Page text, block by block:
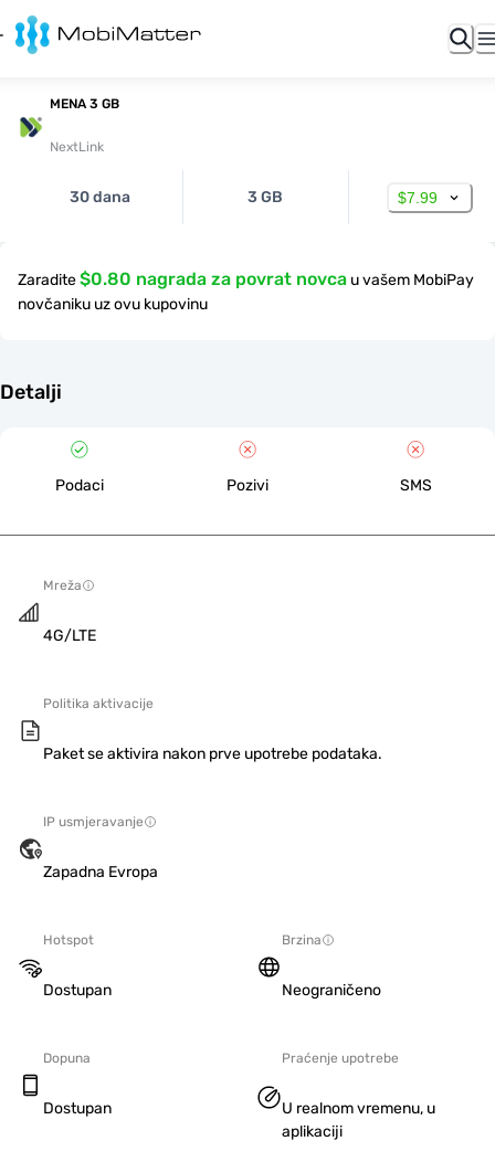
MENA 3 GB
NextLink
30 dana 3 GB $7.99
Zaradite$0.80 nagrada za povrat novca u vašem MobiPay
novčaniku uz ovu kupovinu
Detalji
Podaci Pozivi SMS
Mreža
4G/LTE
Politika aktivacije
Paket se aktivira nakon prve upotrebe podataka.
IP usmjeravanje
Zapadna Evropa
Hotspot
Dostupan
Brzina
Neograničeno
Dopuna
Dostupan
Praćenje upotrebe
U realnom vremenu, u
aplikaciji